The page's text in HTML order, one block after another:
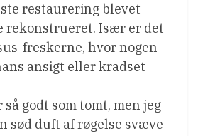
restaurering blevet
rekonstrueret. Især er det
freskerne, hvor nogen
ansigt eller kradset
godt som tomt, men jeg
sød duft af røgelse svæve